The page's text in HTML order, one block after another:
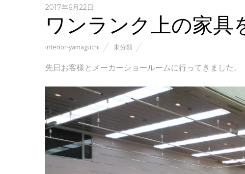
2017年6月22日
ワンランク上の家具
interior-yamaguchi 未分類
先日お客様とメーカーショールームに行ってきました。